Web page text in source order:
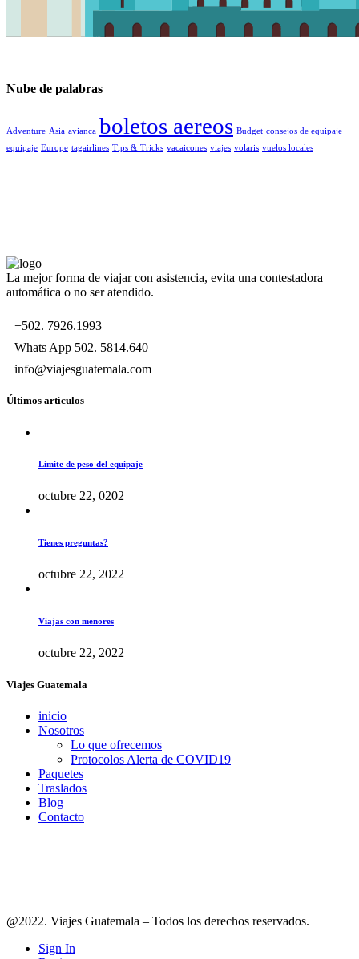
Nube de palabras
Adventure Asia avianca boletos aereos Budget consejos de equipaje
equipaje Europe tagairlines Tips & Tricks vacaicones viajes volaris vuelos locales
La mejor forma de viajar con asistencia, evita una contestadora
automática o no ser atendido.
+502. 7926.1993
Whats App 502. 5814.640
info@viajesguatemala.com
Últimos artículos
Límite de peso del equipaje
octubre 22, 0202
Tienes preguntas?
octubre 22, 2022
Viajas con menores
octubre 22, 2022
Viajes Guatemala
inicio
Nosotros
Lo que ofrecemos
Protocolos Alerta de COVID19
Paquetes
Traslados
Blog
Contacto
@2022. Viajes Guatemala – Todos los derechos reservados.
Sign In